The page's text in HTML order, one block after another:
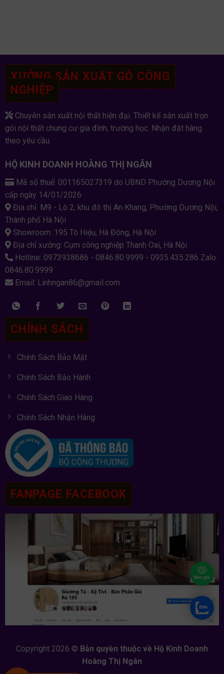
XƯỞNG SẢN XUẤT GỖ CÔNG
NGHIỆP
Chuyên sản xuất nội thất hiện đại. Thiết kế sản xuất trọn
gói nội thất chung cư gia đình, trường học. Nhận đặt hàng
theo yêu cầu.
HỘ KINH DOANH HOÀNG THỊ NGÂN
Mã số thuế: 001165027319 do UBND Phường Dương Nội
cấp ngày 14/01/2026
Địa chỉ: M9 - Lô 2, khu đô thị An Khang, Phường Dương Nội,
Thành phố Hà Nội
Showroom: 195 Tô Hiệu, Hà Đông, Hà Nội
Địa chỉ xưởng: Cụm công nghiệp Thanh Oai, Hà Nội
Hotline: 0973938686 - 0846.80.9999 - 0935.435.286 Zalo:
0846.80.9999
Email: Linhngan86@gmail.com
CHÍNH SÁCH
Chính Sách Bảo Mật
Chính Sách Bảo Hành
Chính Sách Giao Hàng
Chính Sách Nhận Hàng
FANPAGE FACEBOOK
Copyright 2026 © Bản quyền thuộc về Hộ Kinh Doanh
Hoàng Thị Ngân